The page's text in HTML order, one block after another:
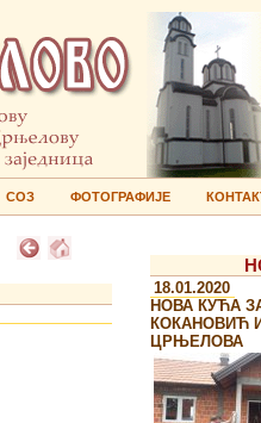
СОЗ ФОТОГРАФИЈЕ
18.01.2020
НОВА КУЋА
КОКАНОВИЋ
ЦРЊЕЛОВА